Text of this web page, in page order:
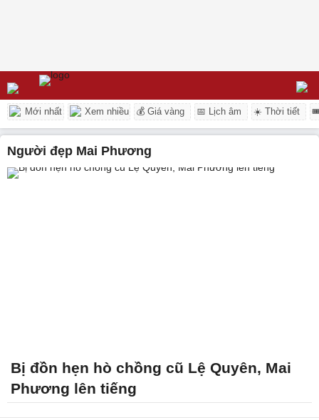
Mới nhất Xem nhiều 💰 Giá vàng 📅 Lịch âm ☀️ Thời tiết
Người đẹp Mai Phương
Bị đồn hẹn hò chồng cũ Lệ Quyên, Mai
Phương lên tiếng